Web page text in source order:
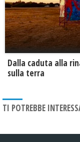
Dalla caduta alla
sulla terra
TI POTREBBE